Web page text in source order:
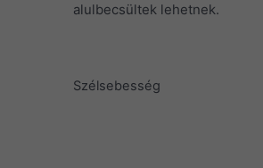
alulbecsültek lehetnek.
Szélsebesség